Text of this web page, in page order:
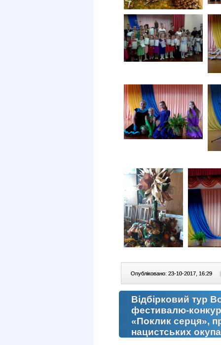
Опубліковано: 23-10-2017, 16:29 |
Відбірковий тур
фестивалю-
«Поклик серця»,
нацистських